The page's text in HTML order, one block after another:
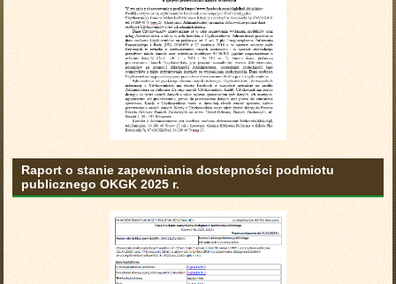
Raport o stanie zapewniania dostepności podmiotu
publicznego OKGK 2025 r.